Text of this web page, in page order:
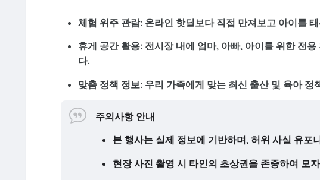
체험 위주 관람: 온라인 핫딜보다 직접 만져보고 아이를
휴게 공간 활용: 전시장 내에 엄마, 아빠, 아이를 위한 전
다.
맞춤 정책 정보: 우리 가족에게 맞는 최신 출산 및 육아 정
주의사항 안내
본 행사는 실제 정보에 기반하며, 허위 사실 유포
현장 사진 촬영 시 타인의 초상권을 존중하여 모